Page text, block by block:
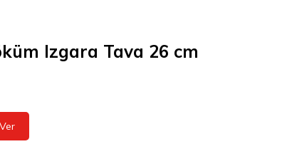
Izgara Tava 26 cm